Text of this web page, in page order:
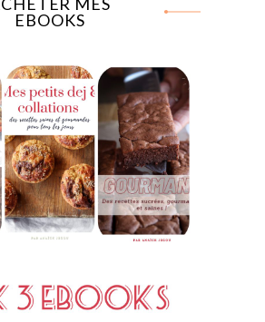
EBOOKS